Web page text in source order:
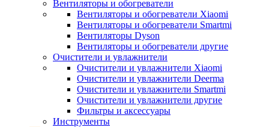
Вентиляторы и обогреватели
Вентиляторы и обогреватели Xiaomi
Вентиляторы и обогреватели Smartmi
Вентиляторы Dyson
Вентиляторы и обогреватели другие
Очистители и увлажнители
Очистители и увлажнители Xiaomi
Очистители и увлажнители Deerma
Очистители и увлажнители Smartmi
Очистители и увлажнители другие
Фильтры и аксессуары
Инструменты